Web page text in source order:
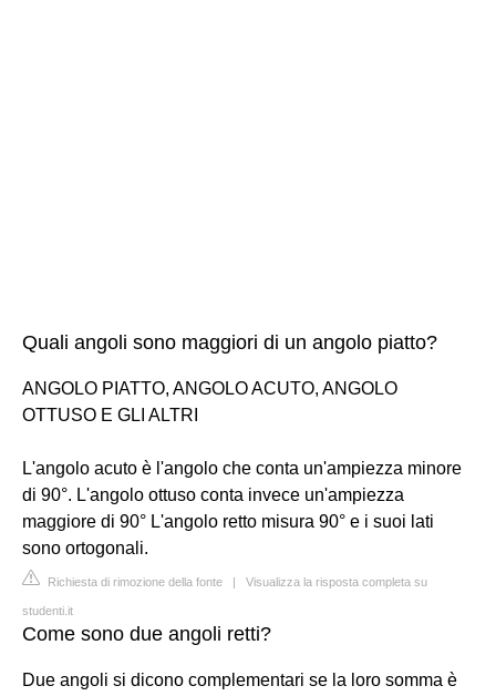
Quali angoli sono maggiori di un angolo piatto?
ANGOLO PIATTO, ANGOLO ACUTO, ANGOLO
OTTUSO E GLI ALTRI
L'angolo acuto è l'angolo che conta un'ampiezza minore
di 90°. L'angolo ottuso conta invece un'ampiezza
maggiore di 90° L'angolo retto misura 90° e i suoi lati
sono ortogonali.
Richiesta di rimozione della fonte | Visualizza la risposta completa su
studenti.it
Come sono due angoli retti?
Due angoli si dicono complementari se la loro somma è